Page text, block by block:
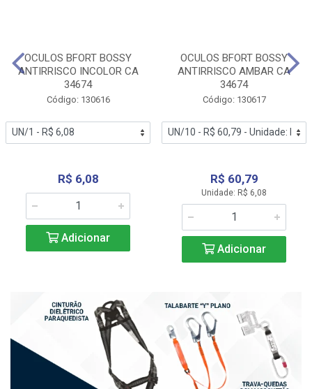
OCULOS BFORT BOSSY
ANTIRRISCO INCOLOR CA
34674
Código: 130616
R$ 6,08
Adicionar
OCULOS BFORT BOSSY
ANTIRRISCO AMBAR CA
34674
Código: 130617
R$ 60,79
Unidade: R$ 6,08
Adicionar